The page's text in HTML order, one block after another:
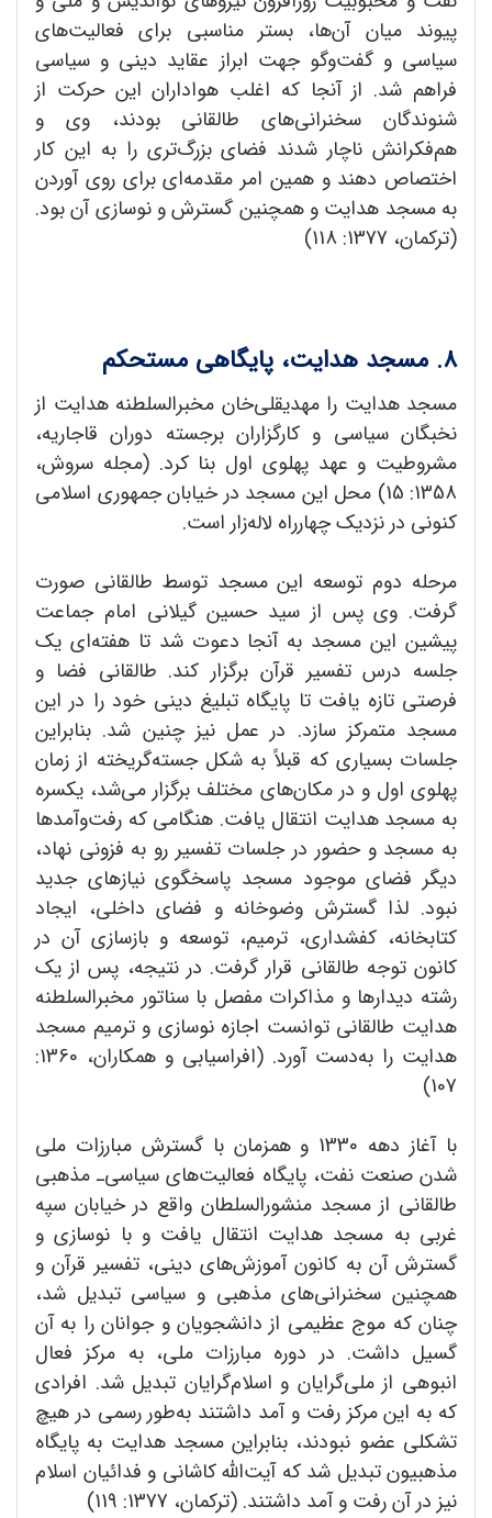
پیوند میان آن‌ها، بستر مناسبی برای فعالیت‌های
سیاسی و گفت‌وگو جهت ابراز عقاید دینی و سیاسی
فراهم شد. از آنجا که اغلب هواداران این حرکت از
شنوندگان سخنرانی‌های طالقانی بودند، وی و
هم‌فکرانش ناچار شدند فضای بزرگ‌تری را به این کار
اختصاص دهند و همین امر مقدمه‌ای برای روی آوردن
به مسجد هدایت و همچنین گسترش و نوسازی آن بود.
(ترکمان، 1377: 118)
8. مسجد هدایت، پایگاهی مستحکم
مسجد هدایت را مهدیقلی‌خان مخبرالسلطنه هدایت از
نخبگان سیاسی و کارگزاران برجسته دوران قاجاریه،
مشروطیت و عهد پهلوی اول بنا کرد. (مجله سروش،
1358: 15) محل این مسجد در خیابان جمهوری اسلامی
کنونی در نزدیک چهارراه لاله‌زار است.
مرحله دوم توسعه این مسجد توسط طالقانی صورت
گرفت. وی پس از سید حسین گیلانی امام جماعت
پیشین این مسجد به آنجا دعوت شد تا هفته‌ای یک
جلسه درس تفسیر قرآن برگزار کند. طالقانی فضا و
فرصتی تازه یافت تا پایگاه تبلیغ دینی خود را در این
مسجد متمرکز سازد. در عمل نیز چنین شد. بنابراین
جلسات بسیاری که قبلاً به شکل جسته‌گریخته از زمان
پهلوی اول و در مکان‌های مختلف برگزار می‌شد، یکسره
به مسجد هدایت انتقال یافت. هنگامی که رفت‌وآمدها
به مسجد و حضور در جلسات تفسیر رو به فزونی نهاد،
دیگر فضای موجود مسجد پاسخگوی نیازهای جدید
نبود. لذا گسترش وضوخانه و فضای داخلی، ایجاد
کتابخانه، کفشداری، ترمیم، توسعه و بازسازی آن در
کانون توجه طالقانی قرار گرفت. در نتیجه، پس از یک
رشته دیدارها و مذاکرات مفصل با سناتور مخبرالسلطنه
هدایت طالقانی توانست اجازه نوسازی و ترمیم مسجد
هدایت را به‌دست آورد. (افراسیابی و همکاران، 1360:
107)
با آغاز دهه 1330 و همزمان با گسترش مبارزات ملی
شدن صنعت نفت، پایگاه فعالیت‌های سیاسی‌‌ـ مذهبی
طالقانی از مسجد منشورالسلطان واقع در خیابان سپه
غربی به مسجد هدایت انتقال یافت و با نوسازی و
گسترش آن به کانون آموزش‌های دینی، تفسیر قرآن و
همچنین سخنرانی‌های مذهبی و سیاسی تبدیل شد،
چنان که موج عظیمی از دانشجویان و جوانان را به آن
گسیل داشت. در دوره مبارزات ملی، به مرکز فعال
انبوهی از ملی‌گرایان و اسلام‌گرایان تبدیل شد. افرادی
که به این مرکز رفت و آمد داشتند به‌طور رسمی در هیچ
تشکلی عضو نبودند، بنابراین مسجد هدایت به پایگاه
مذهبیون تبدیل شد که آیت‌الله کاشانی و فدائیان اسلام
نیز در آن رفت و آمد داشتند. (ترکمان، 1377: 119)